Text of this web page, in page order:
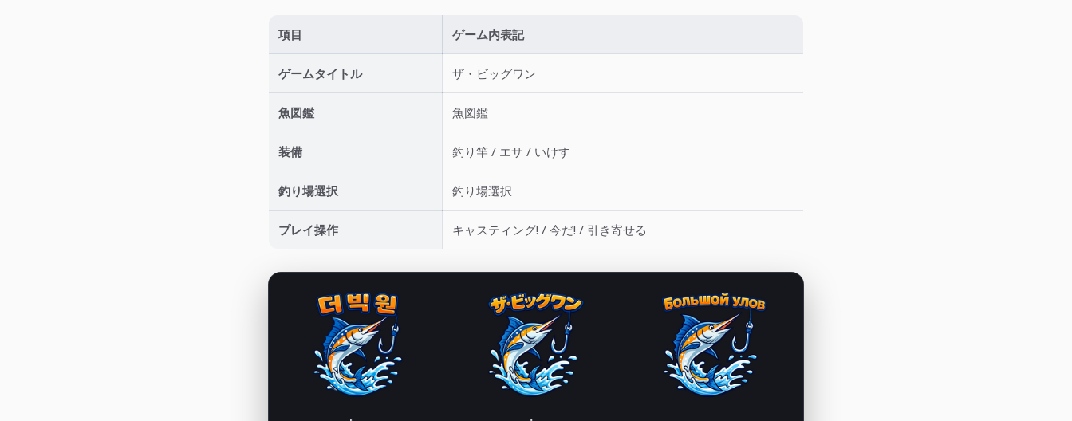
項目 ゲーム内表記
ゲームタイトル ザ・ビッグワン
魚図鑑 魚図鑑
装備 釣り竿 / エサ / いけす
釣り場選択 釣り場選択
プレイ操作 キャスティング! / 今だ! / 引き寄せる